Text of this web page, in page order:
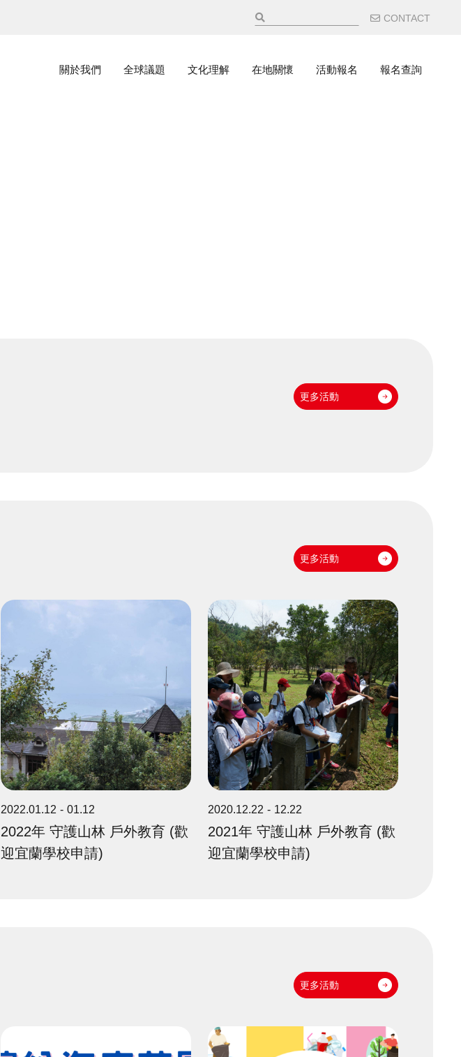
輔助選
CONTACT
主選單
關於我們 全球議題 文化理解 在地關懷 活動報名 報名查詢
更多活動
更多活動
2022.01.12 01.12
2022年 守護山林 戶外教育 (歡
迎宜蘭學校申請)
2020.12.22 12.22
2021年 守護山林 戶外教育 (歡
迎宜蘭學校申請)
更多活動